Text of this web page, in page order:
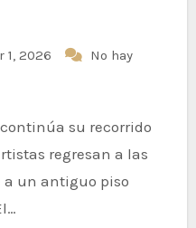
1, 2026
No hay
regresan a las
a un antiguo piso